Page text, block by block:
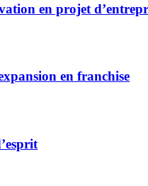
en projet
en franchise